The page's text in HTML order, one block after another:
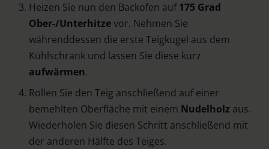
Heizen Sie nun den Backofen auf175 Grad
Ober-/Unterhitzevor. Nehmen Sie
währenddessen die erste Teigkugel aus dem
Kühlschrank und lassen Sie diese kurz
aufwärmen.
Rollen Sie den Teig anschließend auf einer
bemehlten Oberfläche mit einem Nudelholz aus.
Wiederholen Sie diesen Schritt anschließend mit
der anderen Hälfte des Teiges.